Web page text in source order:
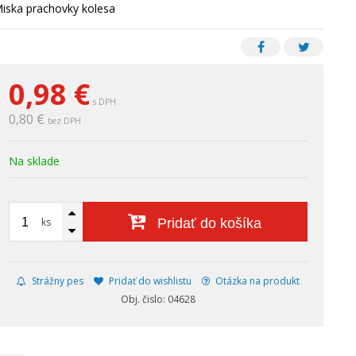
0,98 € s DPH
0,80 € bez DPH
Na sklade
ks Pridať do košíka
Strážny pes Pridať do wishlistu
Otázka na produkt
Obj. čislo: 04628
prachovky kolesa